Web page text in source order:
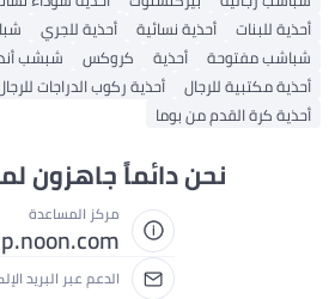
أحذية للبنات
أحذية نسائية أحذية للجري
شباشب مفتوحة
أحذية كروكس
شبشب
أحذية مكتبية للرجال
أحذية ركوب الدراجات
أحذية كرة القدم من بوما
نحن دائماً جاهزون
مركز المساعدة
الدعم عبر البريد